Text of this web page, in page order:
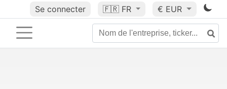
Se connecter 🇫🇷 FR € EUR